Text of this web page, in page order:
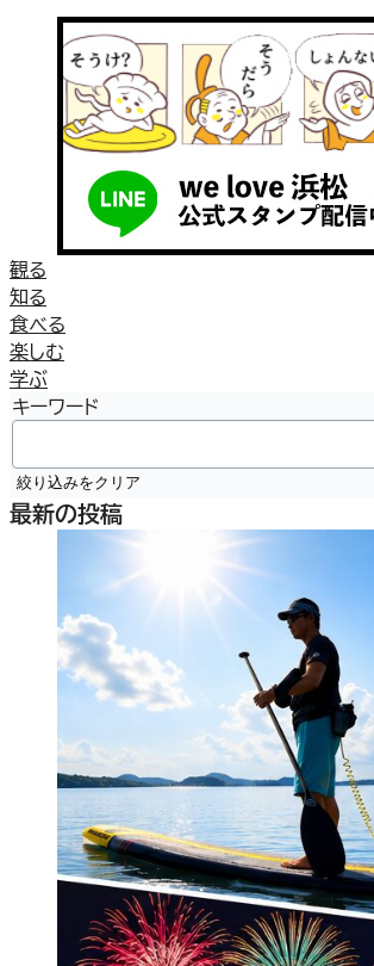
観る
知る
食べる
楽しむ
学ぶ
キーワード
絞り込みをクリア
最新の投稿